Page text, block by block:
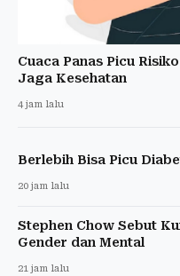
Cuaca Panas Picu
Jaga Kesehatan
4 jam lalu
Berlebih Bisa Picu
20 jam lalu
Stephen Chow Sebut
Gender dan Mental
21 jam lalu